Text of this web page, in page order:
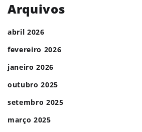
Arquivos
abril 2026
fevereiro 2026
janeiro 2026
outubro 2025
setembro 2025
março 2025